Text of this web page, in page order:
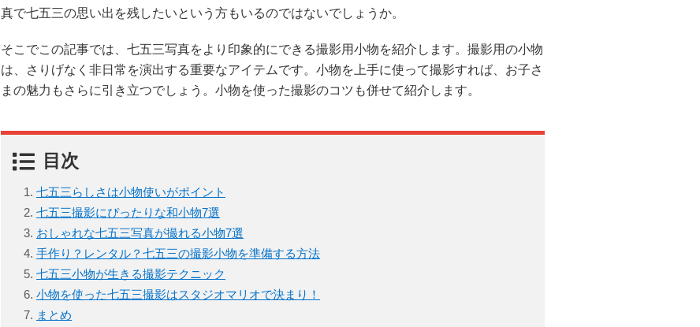
真で七五三の思い出を残したいという方もいるのではないでしょうか。
そこでこの記事では、七五三写真をより印象的にできる撮影用小物を紹介します。撮影用の小物
は、さりげなく非日常を演出する重要なアイテムです。小物を上手に使って撮影すれば、お子さ
まの魅力もさらに引き立つでしょう。小物を使った撮影のコツも併せて紹介します。
目次
七五三らしさは小物使いがポイント
七五三撮影にぴったりな和小物7選
おしゃれな七五三写真が撮れる小物7選
手作り？レンタル？七五三の撮影小物を準備する方法
七五三小物が生きる撮影テクニック
小物を使った七五三撮影はスタジオマリオで決まり！
まとめ